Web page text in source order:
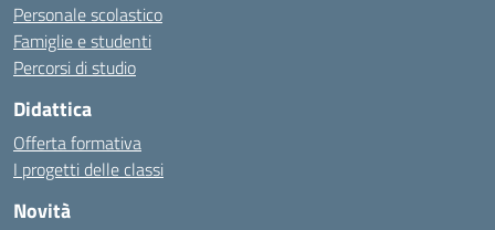
Personale scolastico
Famiglie e studenti
Percorsi di studio
Didattica
Offerta formativa
I progetti delle classi
Novità